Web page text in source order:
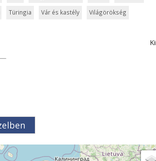
Türingia Vár és kastély Világörökség